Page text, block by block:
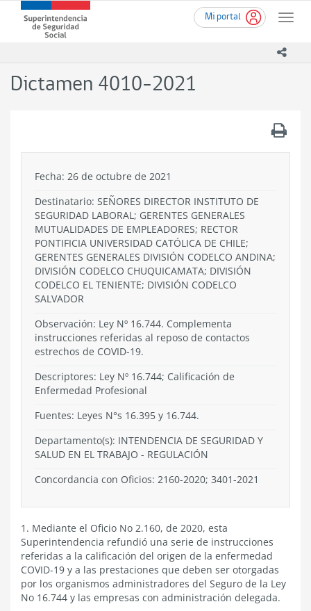
contenido
Mi portal
Toggle
Superintendencia
de
-
Dictamen 4010-2021
Fecha: 26 de octubre de 2021
Destinatario: SEÑORES DIRECTOR INSTITUTO DE
SEGURIDAD LABORAL; GERENTES GENERALES
MUTUALIDADES DE EMPLEADORES; RECTOR
PONTIFICIA UNIVERSIDAD CATÓLICA DE CHILE;
GERENTES GENERALES DIVISIÓN CODELCO ANDINA;
DIVISIÓN CODELCO CHUQUICAMATA; DIVISIÓN
CODELCO EL TENIENTE; DIVISIÓN CODELCO
SALVADOR
Observación: Ley Nº 16.744. Complementa
instrucciones referidas al reposo de contactos
estrechos de COVID-19.
Descriptores: Ley Nº 16.744; Calificación de
Enfermedad Profesional
Fuentes: Leyes N°s 16.395 y 16.744.
Departamento(s): INTENDENCIA DE SEGURIDAD Y
SALUD EN EL TRABAJO - REGULACIÓN
Concordancia con Oficios: 2160-2020; 3401-2021
1. Mediante el Oficio No 2.160, de 2020, esta
Superintendencia refundió una serie de instrucciones
referidas a la calificación del origen de la enfermedad
COVID-19 y a las prestaciones que deben ser otorgadas
por los organismos administradores del Seguro de la Ley
No 16.744 y las empresas con administración delegada.